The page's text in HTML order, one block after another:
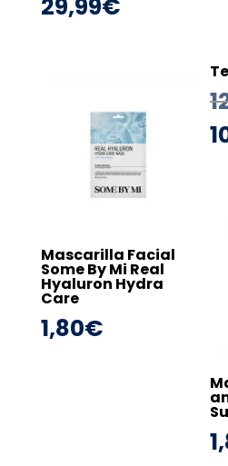
29,99€
Mascarilla Facial
Some By Mi Real
Hyaluron Hydra
Care
1,80€